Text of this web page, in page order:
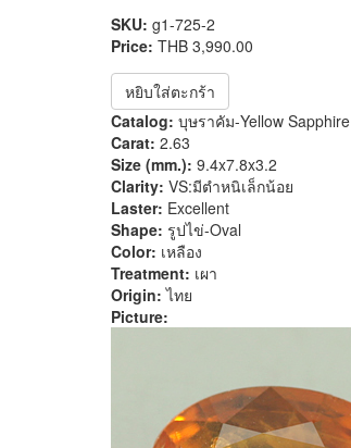
SKU: g1-725-2
Price: THB 3,990.00
หยิบใส่ตะกร้า
Catalog: บุษราคัม-Yellow Sapphire
Carat: 2.63
Size (mm.): 9.4x7.8x3.2
Clarity: VS:มีตำหนิเล็กน้อย
Laster: Excellent
Shape: รูปไข่-Oval
Color: เหลือง
Treatment: เผา
Origin:ไทย
Picture: